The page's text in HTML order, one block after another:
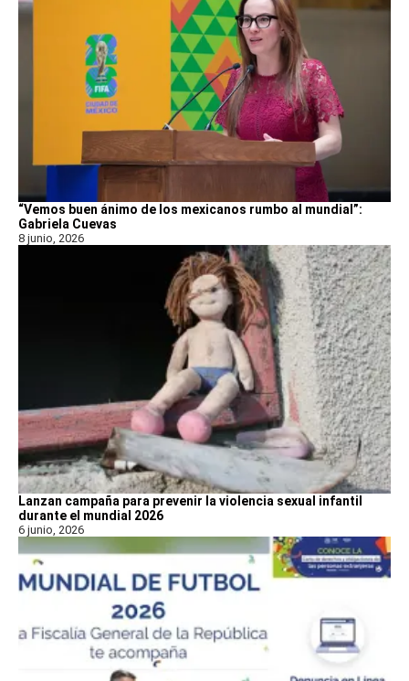
“Vemos buen ánimo de los mexicanos rumbo al mundial”:
Gabriela Cuevas
8 junio, 2026
Lanzan campaña para prevenir la violencia sexual infantil
durante el mundial 2026
6 junio, 2026